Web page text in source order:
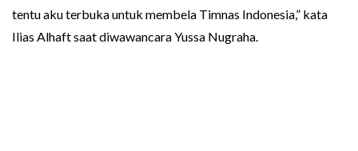
tentu aku terbuka untuk membela Timnas Indonesia,” kata
Ilias Alhaft saat diwawancara Yussa Nugraha.